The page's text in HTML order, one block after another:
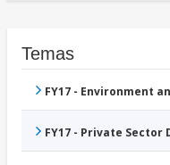
Temas
FY17 - Environment
FY17 - Private Sector